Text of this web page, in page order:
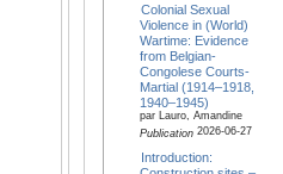
Colonial Sexual
Violence in (World)
Wartime: Evidence
from Belgian-
Congolese Courts-
Martial (1914–1918,
1940–1945)
par Lauro, Amandine
Publication2026-06-27
Introduction: